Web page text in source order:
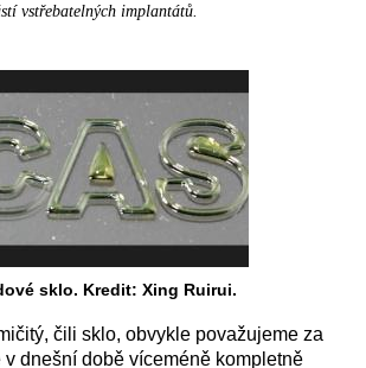
vstřebatelných implantátů.
sklo. Kredit: Xing Ruirui.
čili sklo, obvykle považujeme za
v dnešní době víceméně kompletně